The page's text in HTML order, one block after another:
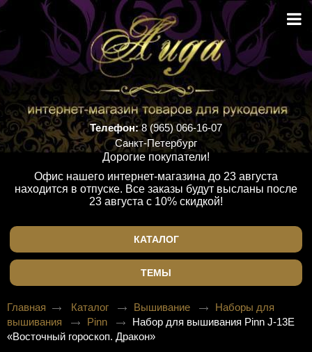
Телефон:8 (965) 066-16-07
Санкт-Петербург
Дорогие покупатели!
Офис нашего интернет-магазина до 23 августа
находится в отпуске. Все заказы будут высланы после
23 августа с 10% скидкой!
КАТАЛОГ
ТЕМЫ
Главная Каталог Вышивание
Наборы для
вышивания
Pinn
Набор для вышивания Pinn J-13E
«Восточный гороскоп. Дракон»